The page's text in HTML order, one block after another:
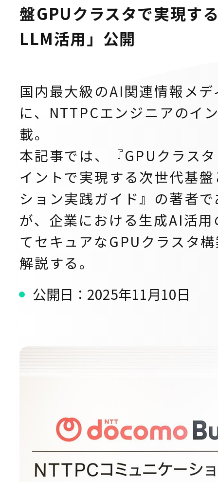
盤――GPUクラスタで実現す
LLM活用」公開
国内最大級のAI関連情報メ
に、NTTPCエンジニアのイ
載。
本記事では、『GPUクラ
イントで実現する次世代基
ション実践ガイド』の著者
が、企業における生成AI活
てセキュアなGPUクラスタ
解説する。
公開日：2025年11月10日